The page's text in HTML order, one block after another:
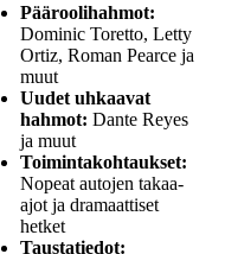
Pääroolihahmot:
Dominic Toretto, Letty
Ortiz, Roman Pearce ja
muut
Uudet uhkaavat
hahmot: Dante Reyes
ja muut
Toimintakohtaukset:
Nopeat autojen takaa-
ajot ja dramaattiset
hetket
Taustatiedot: